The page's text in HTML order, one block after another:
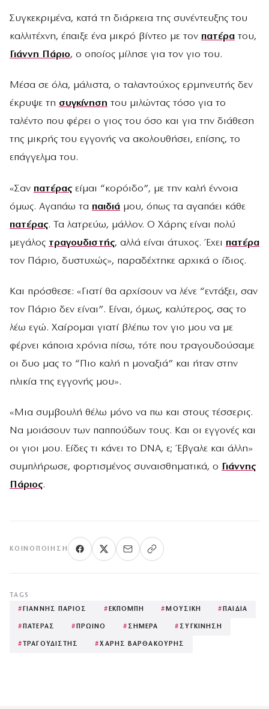
Συγκεκριμένα, κατά τη διάρκεια της συνέντευξης του
καλλιτέχνη, έπαιξε ένα μικρό βίντεο με τον πατέρα του,
Γιάννη Πάριο, ο οποίος μίλησε για τον γιο του.
Μέσα σε όλα, μάλιστα, ο ταλαντούχος ερμηνευτής δεν
έκρυψε τη συγκίνηση του μιλώντας τόσο για το
ταλέντο που φέρει ο γιος του όσο και για την διάθεση
της μικρής του εγγονής να ακολουθήσει, επίσης, το
επάγγελμα του.
«Σαν πατέραςείμαι “κορόιδο”, με την καλή έννοια
όμως. Αγαπάω τα παιδιά μου, όπως τα αγαπάει κάθε
πατέρας. Τα λατρεύω, μάλλον. Ο Χάρης είναι πολύ
μεγάλος τραγουδιστής, αλλά είναι άτυχος. Έχει πατέρα
τον Πάριο, δυστυχώς», παραδέχτηκε αρχικά ο ίδιος.
Και πρόσθεσε: «Γιατί θα αρχίσουν να λένε “εντάξει, σαν
τον Πάριο δεν είναι”. Είναι, όμως, καλύτερος, σας το
λέω εγώ. Χαίρομαι γιατί βλέπω τον γιο μου να με
φέρνει κάποια χρόνια πίσω, τότε που τραγουδούσαμε
οι δυο μας το “Πιο καλή η μοναξιά” και ήταν στην
ηλικία της εγγονής μου».
«Μια συμβουλή θέλω μόνο να πω και στους τέσσερις.
Να μοιάσουν των παππούδων τους. Και οι εγγονές και
οι γιοι μου. Είδες τι κάνει το DNA, ε; Έβγαλε και άλλη»
συμπλήρωσε, φορτισμένος συναισθηματικά, ο Γιάννης
Πάριος.
ΚΟΙΝΟΠΟΊΗΣΗ
TAGS
# ΓΙΑΝΝΗΣ ΠΑΡΙΟΣ # ΕΚΠΟΜΠΗ # ΜΟΥΣΙΚΗ # ΠΑΙΔΙΑ
# ΠΑΤΕΡΑΣ # ΠΡΩΙΝΟ # ΣΗΜΕΡΑ # ΣΥΓΚΙΝΗΣΗ
# ΤΡΑΓΟΥΔΙΣΤΗΣ #ΧΑΡΗΣ ΒΑΡΘΑΚΟΥΡΗΣ